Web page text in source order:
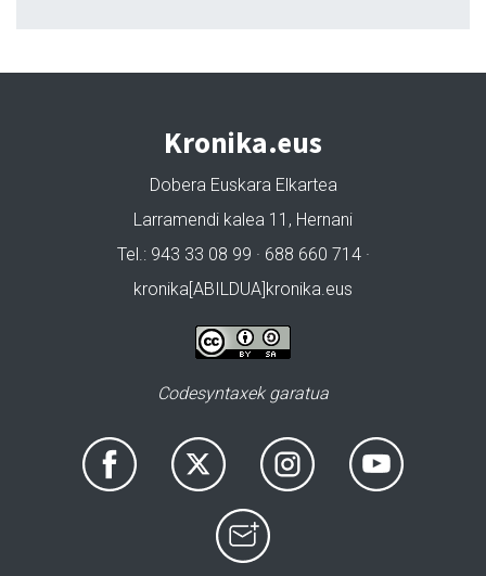
Kronika.eus
Dobera Euskara Elkartea
Larramendi kalea 11, Hernani
Tel.: 943 33 08 99 · 688 660 714 ·
kronika[ABILDUA]kronika.eus
Codesyntaxek garatua